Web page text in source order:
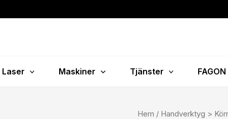
Laser Maskiner Tjänster
Hem / Handverktyg >
RENNSTEIG